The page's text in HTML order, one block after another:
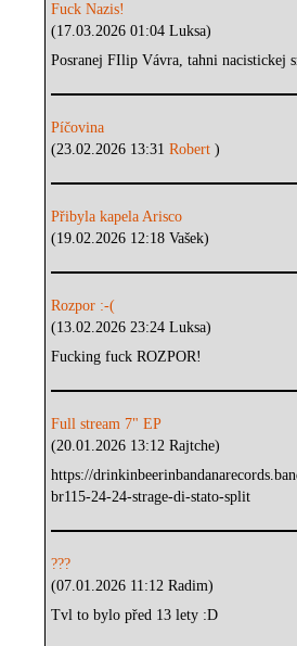
Fuck Nazis!
(17.03.2026 01:04 Luksa)
Posranej FIlip Vávra, tahni nacistickej
Píčovina
(23.02.2026 13:31Robert)
Přibyla kapela Arisco
(19.02.2026 12:18 Vašek)
Rozpor :-(
(13.02.2026 23:24 Luksa)
Fucking fuck ROZPOR!
Full stream 7" EP
(20.01.2026 13:12 Rajtche)
https://
br115-24-24-strage-di-stato-split
???
(07.01.2026 11:12 Radim)
Tvl to bylo před 13 lety :D